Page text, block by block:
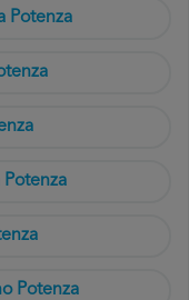
Potenza
Potenza
Potenza